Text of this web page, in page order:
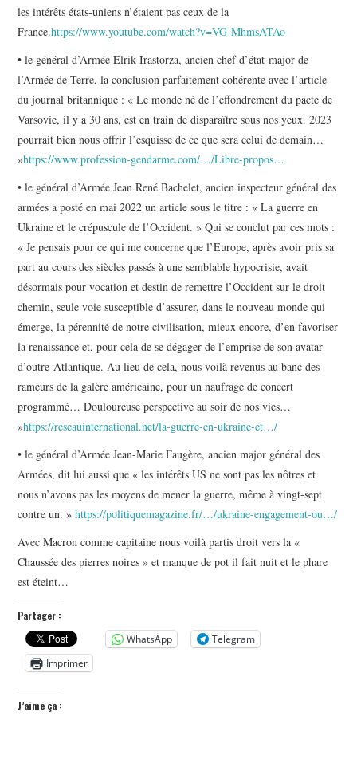
les intérêts états-uniens n’étaient pas ceux de la
France.https://www.youtube.com/watch?v=VG-MhmsATAo
• le général d’Armée Elrik Irastorza, ancien chef d’état-major de
l’Armée de Terre, la conclusion parfaitement cohérente avec l’article
du journal britannique : « Le monde né de l’effondrement du pacte de
Varsovie, il y a 30 ans, est en train de disparaître sous nos yeux. 2023
pourrait bien nous offrir l’esquisse de ce que sera celui de demain…
»https://www.profession-gendarme.com/…/Libre-propos…
• le général d’Armée Jean René Bachelet, ancien inspecteur général des
armées a posté en mai 2022 un article sous le titre : « La guerre en
Ukraine et le crépuscule de l’Occident. » Qui se conclut par ces mots :
« Je pensais pour ce qui me concerne que l’Europe, après avoir pris sa
part au cours des siècles passés à une semblable hypocrisie, avait
désormais pour vocation et destin de remettre l’Occident sur le droit
chemin, seule voie susceptible d’assurer, dans le nouveau monde qui
émerge, la pérennité de notre civilisation, mieux encore, d’en favoriser
la renaissance et, pour cela de se dégager de l’emprise de son avatar
d’outre-Atlantique. Au lieu de cela, nous voilà revenus au banc des
rameurs de la galère américaine, pour un naufrage de concert
programmé… Douloureuse perspective au soir de nos vies…
»https://reseauinternational.net/la-guerre-en-ukraine-et…/
• le général d’Armée Jean-Marie Faugère, ancien major général des
Armées, dit lui aussi que « les intérêts US ne sont pas les nôtres et
nous n’avons pas les moyens de mener la guerre, même à vingt-sept
contre un. »https://politiquemagazine.fr/…/ukraine-engagement-ou…/
Avec Macron comme capitaine nous voilà partis droit vers la «
Chaussée des pierres noires » et manque de pot il fait nuit et le phare
est éteint…
Partager :
WhatsApp
Telegram
Imprimer
J’aime ça :